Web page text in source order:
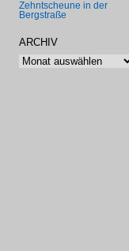
Zehntscheune in der
Bergstraße
ARCHIV
Archiv